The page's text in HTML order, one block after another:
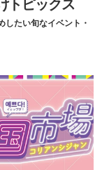
したい旬なイベント・